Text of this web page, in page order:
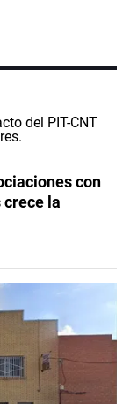
con
crece la